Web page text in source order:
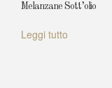
Melanzane Sott’olio
Leggi tutto